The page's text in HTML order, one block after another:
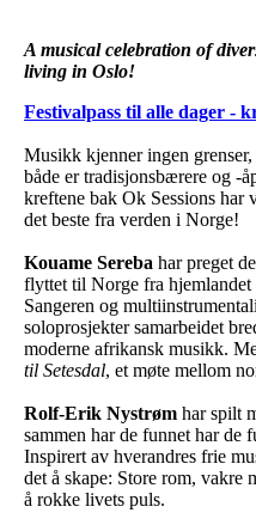
A musical celebration of
living in Oslo!
Festivalpass til alle dager -
Musikk kjenner ingen
både er tradisjonsbærere og -
kreftene bak Ok Sessions har
det beste fra verden i Norge!
Kouame Sereba har preget
flyttet til Norge fra
Sangeren og
soloprosjekter samarbeidet
moderne afrikansk musikk.
til Setesdal, et møte mellom
Rolf-Erik Nystrøm har spilt
sammen har de funnet har de
Inspirert av hverandres frie
det å skape: Store rom, vakre
å rokke livets puls.